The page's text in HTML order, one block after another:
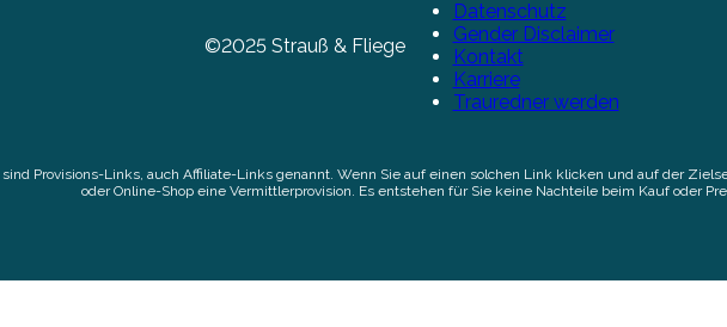
©2025 Strauß & Fliege
Datenschutz
Gender Disclaimer
Kontakt
Karriere
Trauredner werden
Provisions-Links, auch Affiliate-Links genannt. Wenn Sie auf einen solchen Link klicken und auf der
oder Online-Shop eine Vermittlerprovision. Es entstehen für Sie keine Nachteile beim Kauf oder